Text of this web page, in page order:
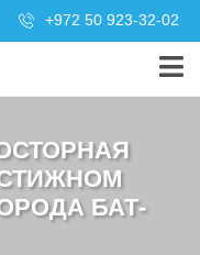
+972 50 923-32-02
БАТ-